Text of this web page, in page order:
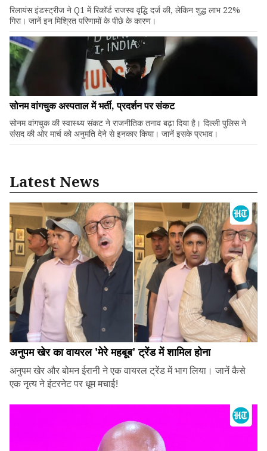
रिलायंस इंडस्ट्रीज ने Q1 में रिकॉर्ड राजस्व वृद्धि दर्ज की, लेकिन शुद्ध लाभ 22%
गिरा। जानें इन मिश्रित परिणामों के पीछे के कारण।
सोनम वांगचुक अस्पताल में भर्ती, प्रदर्शन पर संकट
सोनम वांगचुक की स्वास्थ्य संकट ने राजनीतिक तनाव बढ़ा दिया है। दिल्ली पुलिस ने
संसद की ओर मार्च को अनुमति देने से इनकार किया। जानें इसके प्रभाव।
Latest News
अनुपम खेर का वायरल 'मेरे महबूब' ट्रेंड में शामिल होना
अनुपम खेर और बोमन ईरानी ने एक वायरल ट्रेंड में भाग लिया। जानें कैसे
एक नृत्य ने इंटरनेट पर धूम मचाई!